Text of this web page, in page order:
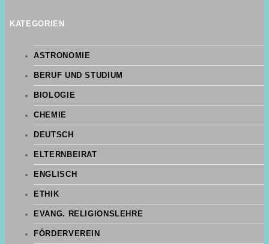
KATEGORIEN
ASTRONOMIE
BERUF UND STUDIUM
BIOLOGIE
CHEMIE
DEUTSCH
ELTERNBEIRAT
ENGLISCH
ETHIK
EVANG. RELIGIONSLEHRE
FÖRDERVEREIN